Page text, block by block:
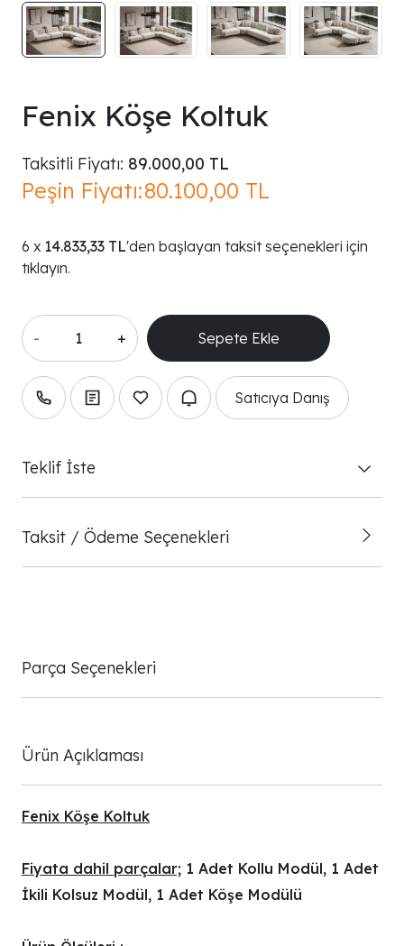
Fenix Köşe Koltuk
Taksitli Fiyatı: 89.000,00 TL
Peşin Fiyatı:80.100,00 TL
14.833,33 TL'den başlayan taksit seçenekleri için
tıklayın.
- +
Satıcıya Danış
Teklif İste
Taksit / Ödeme Seçenekleri
Parça Seçenekleri
Ürün Açıklaması
Fenix Köşe Koltuk
Fiyata dahil parçalar; 1 Adet Kollu Modül, 1 Adet
İkili Kolsuz Modül, 1 Adet Köşe Modülü